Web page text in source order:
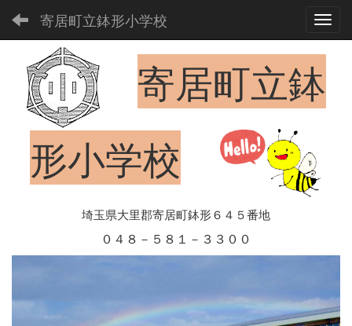
寄居町立鉢形小学校
寄居町立鉢
形小学校
埼玉県大里郡寄居町鉢形６４５番地
０４８－５８１－３３００